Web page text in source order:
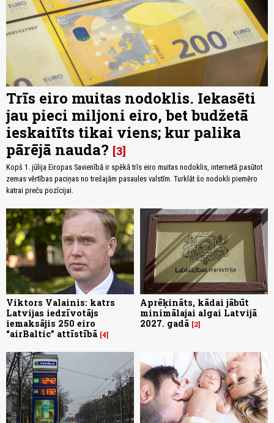
Trīs eiro muitas nodoklis. Iekasēti
jau pieci miljoni eiro, bet budžetā
ieskaitīts tikai viens; kur palika
pārējā nauda? 3
Kopš 1. jūlija Eiropas Savienībā ir spēkā trīs eiro muitas nodoklis, internetā pasūtot
zemas vērtības paciņas no trešajām pasaules valstīm. Turklāt šo nodokli piemēro
katrai preču pozīcijai.
Viktors Valainis: katrs
Latvijas iedzīvotājs
iemaksājis 250 eiro
“airBaltic” attīstībā 4
Aprēķināts, kādai jābūt
minimālajai algai Latvijā
2027. gadā 2